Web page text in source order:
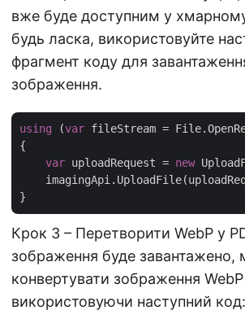
вже буде доступним у хмарному
будь ласка, використовуйте
фрагмент коду для
зображення.
using (var fileStream =
{
var uploadRequest = new
Крок 3 – Перетворити WebP у
зображення буде
конвертувати зображення WebP
використовуючи наступний код: